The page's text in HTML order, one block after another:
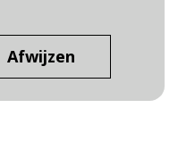
Afwijzen